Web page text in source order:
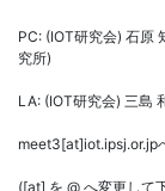
PC: (IOT研究会) 石原
究所)
LA: (IOT研究会) 三島
meet3[at]iot.ipsj.or.jp
([at] を @ へ変更して